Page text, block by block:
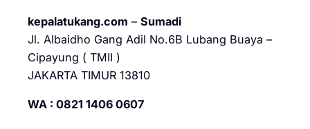
kepalatukang.com – Sumadi
Jl. Albaidho Gang Adil No.6B Lubang Buaya –
Cipayung ( TMII )
JAKARTA TIMUR 13810
WA : 0821 1406 0607